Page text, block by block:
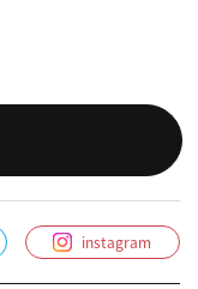
instagram